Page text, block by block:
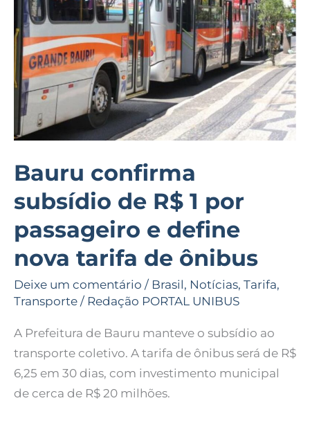
Bauru confirma
subsídio de R$ 1 por
passageiro e define
nova tarifa de ônibus
Deixe um comentário / Brasil, Notícias, Tarifa,
Transporte / Redação PORTAL UNIBUS
A Prefeitura de Bauru manteve o subsídio ao
transporte coletivo. A tarifa de ônibus será de R$
6,25 em 30 dias, com investimento municipal
de cerca de R$ 20 milhões.
R$
1
por
passageiro
define
nova
de
ônibus